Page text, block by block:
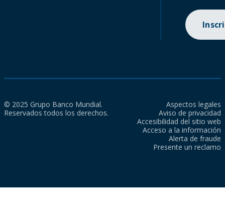
© 2025 Grupo Banco Mundial.
Reservados todos los derechos.
Aspectos legales
Aviso de privacidad
Accesibilidad del sitio web
Acceso a la información
Alerta de fraude
Presente un reclamo